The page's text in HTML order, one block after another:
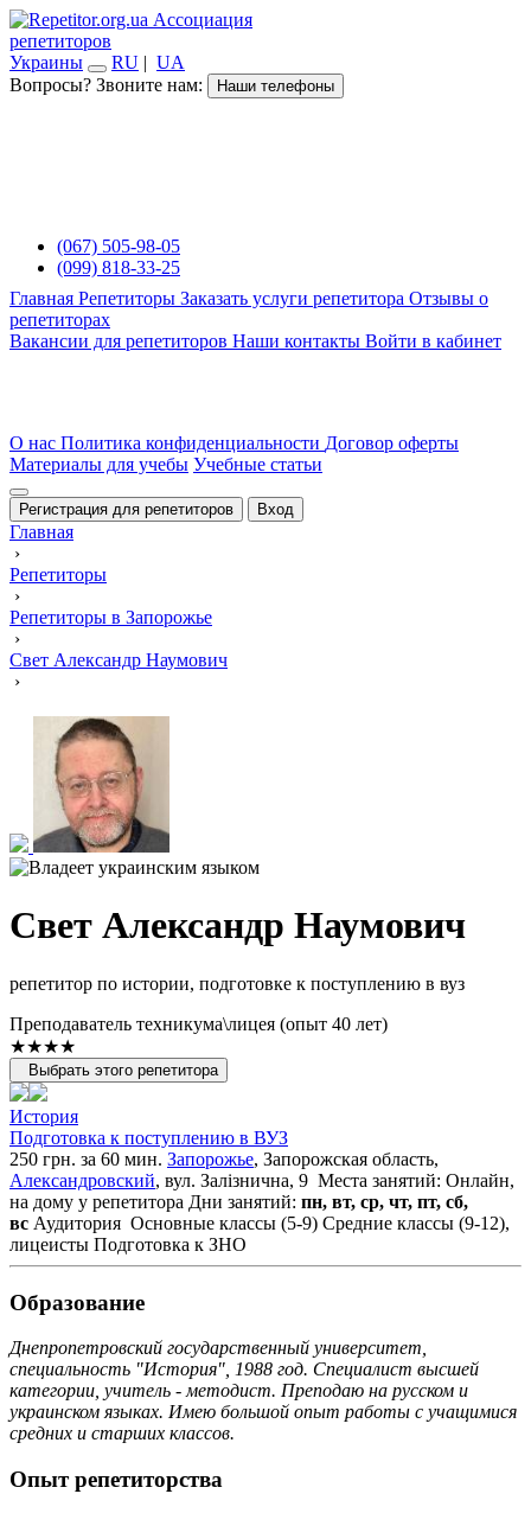
Ассоциация
репетиторов
Украины
RU | UA
Вопросы? Звоните нам:
Наши телефоны
(067) 505-98-05
(099) 818-33-25
Главная Репетиторы Заказать услуги репетитора Отзывы о
репетиторах
Вакансии для репетиторов Наши контакты Войти в кабинет
О нас Политика конфиденциальности Договор оферты
Материалы для учебы Учебные статьи
Регистрация для репетиторов Вход
Главная
›
Репетиторы
›
Репетиторы в Запорожье
›
Свет Александр Наумович
›
Свет Александр Наумович
репетитор по истории, подготовке к поступлению в вуз
Преподаватель техникума\лицея (опыт 40 лет)
★★★★
Выбрать этого репетитора
История
Подготовка к поступлению в ВУЗ
250 грн. за 60 мин. Запорожье, Запорожская область,
Александровский, вул. Залізнична, 9 Места занятий: Онлайн,
на дому у репетитора Дни занятий: пн, вт, ср, чт, пт, сб,
вс Аудитория Основные классы (5-9) Средние классы (9-12),
лицеисты Подготовка к ЗНО
Образование
Днепропетровский государственный университет,
специальность "История", 1988 год. Специалист высшей
категории, учитель - методист. Преподаю на русском и
украинском языках. Имею большой опыт работы с учащимися
средних и старших классов.
Опыт репетиторства